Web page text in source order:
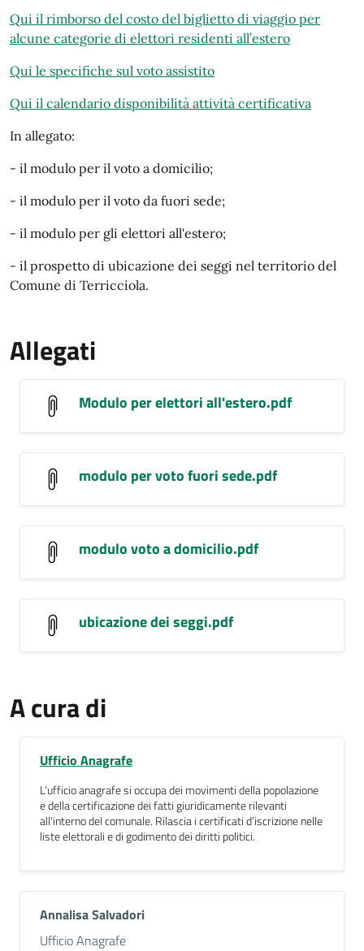
Qui il rimborso del costo del biglietto di viaggio per
alcune categorie di elettori residenti all’estero
Qui le specifiche sul voto assistito
Qui il calendario disponibilità attività certificativa
In allegato:
- il modulo per il voto a domicilio;
- il modulo per il voto da fuori sede;
- il modulo per gli elettori all'estero;
- il prospetto di ubicazione dei seggi nel territorio del
Comune di Terricciola.
Allegati
Modulo per elettori all'estero.pdf
modulo per voto fuori sede.pdf
modulo voto a domicilio.pdf
ubicazione dei seggi.pdf
A cura di
Ufficio Anagrafe
L'ufficio anagrafe si occupa dei movimenti della popolazione
e della certificazione dei fatti giuridicamente rilevanti
all'interno del comunale. Rilascia i certificati d’iscrizione nelle
liste elettorali e di godimento dei diritti politici.
Annalisa Salvadori
Descrizione breve
Ufficio Anagrafe